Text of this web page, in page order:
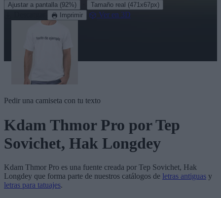
Ajustar a pantalla (92%) Tamaño real (471x67px)
Imprimir Ver en 3D
Pedir una camiseta con tu texto
Kdam Thmor Pro por Tep
Sovichet, Hak Longdey
Kdam Thmor Pro es una fuente creada por Tep Sovichet, Hak
Longdey que forma parte de nuestros catálogos de letras antiguas y
letras para tatuajes.